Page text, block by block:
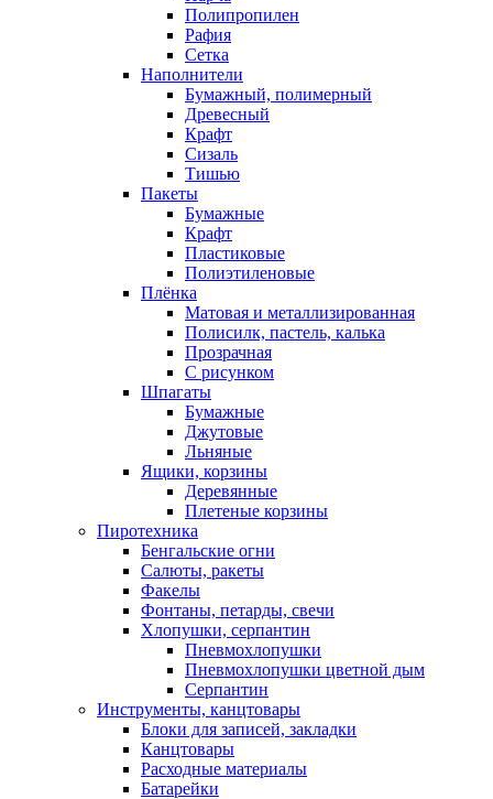
Полипропилен
Рафия
Сетка
Наполнители
Бумажный, полимерный
Древесный
Крафт
Сизаль
Тишью
Пакеты
Бумажные
Крафт
Пластиковые
Полиэтиленовые
Плёнка
Матовая и металлизированная
Полисилк, пастель, калька
Прозрачная
С рисунком
Шпагаты
Бумажные
Джутовые
Льняные
Ящики, корзины
Деревянные
Плетеные корзины
Пиротехника
Бенгальские огни
Салюты, ракеты
Факелы
Фонтаны, петарды, свечи
Хлопушки, серпантин
Пневмохлопушки
Пневмохлопушки цветной дым
Серпантин
Инструменты, канцтовары
Блоки для записей, закладки
Канцтовары
Расходные материалы
Батарейки